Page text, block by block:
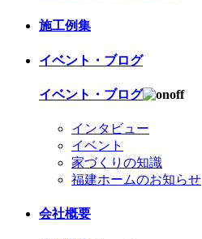
施工例集
イベント・ブログ
イベント・ブログ
インタビュー
イベント
家づくりの知識
福建ホームのお知らせ
会社概要